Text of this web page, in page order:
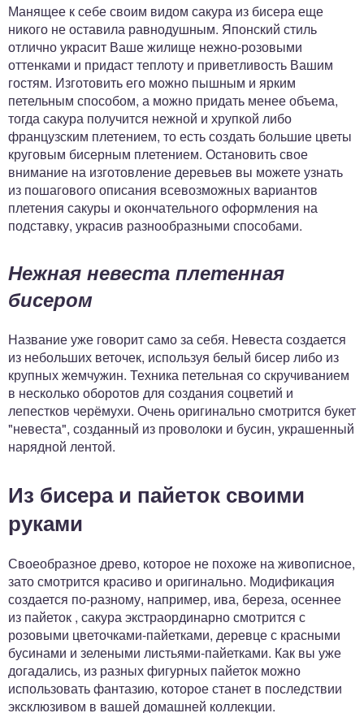
Манящее к себе своим видом сакура из бисера еще
никого не оставила равнодушным. Японский стиль
отлично украсит Ваше жилище нежно-розовыми
оттенками и придаст теплоту и приветливость Вашим
гостям. Изготовить его можно пышным и ярким
петельным способом, а можно придать менее объема,
тогда сакура получится нежной и хрупкой либо
французским плетением, то есть создать большие цветы
круговым бисерным плетением. Остановить свое
внимание на изготовление деревьев вы можете узнать
из пошагового описания всевозможных вариантов
плетения сакуры и окончательного оформления на
подставку, украсив разнообразными способами.
Нежная невеста плетенная
бисером
Название уже говорит само за себя. Невеста создается
из небольших веточек, используя белый бисер либо из
крупных жемчужин. Техника петельная со скручиванием
в несколько оборотов для создания соцветий и
лепестков черёмухи. Очень оригинально смотрится букет
"невеста", созданный из проволоки и бусин, украшенный
нарядной лентой.
Из бисера и пайеток своими
руками
Своеобразное древо, которое не похоже на живописное,
зато смотрится красиво и оригинально. Модификация
создается по-разному, например, ива, береза, осеннее
из пайеток , сакура экстраординарно смотрится с
розовыми цветочками-пайетками, деревце с красными
бусинами и зелеными листьями-пайетками. Как вы уже
догадались, из разных фигурных пайеток можно
использовать фантазию, которое станет в последствии
эксклюзивом в вашей домашней коллекции.